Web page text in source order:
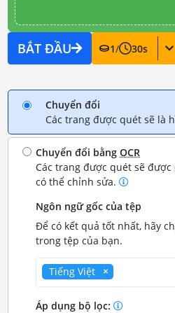
BẮT ĐẦU 1/ 30s
Chuyển đổi
Các trang được quét sẽ là
Chuyển đổi bằngOCR
Các trang được quét sẽ
có thể chỉnh sửa.
Ngôn ngữ gốc của tệp
Để có kết quả tốt nhất, hãy
trong tệp của bạn.
Tiếng Việt
Áp dụng bộ lọc: